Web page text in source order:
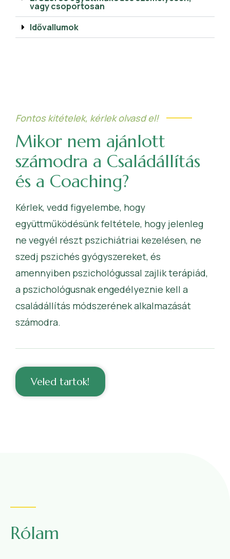
vagy csoportosan
Idővallumok
Fontos kitételek, kérlek olvasd el!
Mikor nem ajánlott
számodra a Családállítás
és a Coaching?
Kérlek, vedd figyelembe, hogy
együttműködésünk feltétele, hogy jelenleg
ne vegyél részt pszichiátriai kezelésen, ne
szedj pszichés gyógyszereket, és
amennyiben pszichológussal zajlik terápiád,
a pszichológusnak engedélyeznie kell a
családállítás módszerének alkalmazását
számodra.
Veled tartok!
Rólam